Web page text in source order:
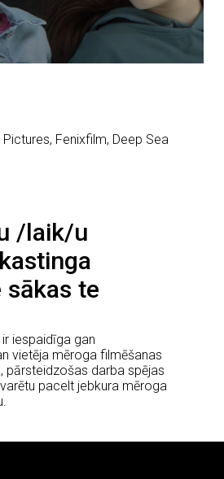
Fenixfilm, Deep Sea
/laik/u
sākas te
iespaidīga gan
vietēja mēroga filmēšanas
pārsteidzošas darba spējas
pacelt jebkura mēroga